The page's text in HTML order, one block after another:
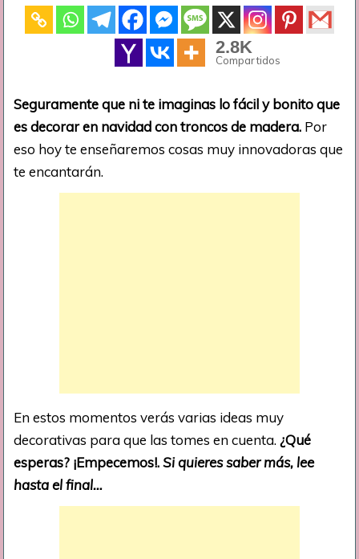
2.8K
Compartidos
Seguramente que ni te imaginas lo fácil y bonito que
es decorar en navidad con troncos de madera. Por
eso hoy te enseñaremos cosas muy innovadoras que
te encantarán.
En estos momentos verás varias ideas muy
decorativas para que las tomes en cuenta. ¿Qué
esperas? ¡Empecemos!.Si quieres saber más, lee
hasta el final…